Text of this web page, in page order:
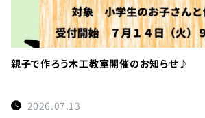
親子で作ろう木工教室開催のお知らせ♪
2026.07.13